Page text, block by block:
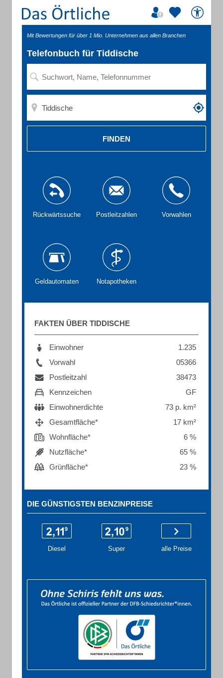
Mit Bewertungen für über 1 Mio. Unternehmen aus allen Branchen
Telefonbuch für Tiddische
FINDEN
Rückwärtssuche Postleitzahlen Vorwahlen
Geldautomaten Notapotheken
FAKTEN ÜBER TIDDISCHE
Einwohner
1.235
Vorwahl
05366
Postleitzahl
38473
Kennzeichen
GF
Einwohnerdichte
73 p. km²
Gesamtfläche*
17 km²
Wohnfläche*
6 %
Nutzfläche*
65 %
Grünfläche*
23 %
DIE GÜNSTIGSTEN BENZINPREISE
Diesel Super alle Preise